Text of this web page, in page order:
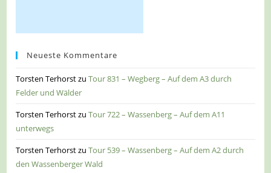
Neueste Kommentare
Torsten TerhorstzuTour 831 – Wegberg – Auf dem A3 durch
Felder und Wälder
Torsten TerhorstzuTour 722 – Wassenberg – Auf dem A11
unterwegs
Torsten TerhorstzuTour 539 – Wassenberg – Auf dem A2 durch
den Wassenberger Wald